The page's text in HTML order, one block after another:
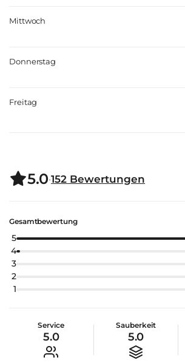
Mittwoch
Donnerstag
Freitag
5.0·152 Bewertungen
Gesamtbewertung
5
4
3
2
1
Service
5.0
Sauberkeit
5.0